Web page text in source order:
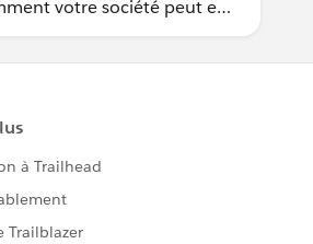
votre société peut en